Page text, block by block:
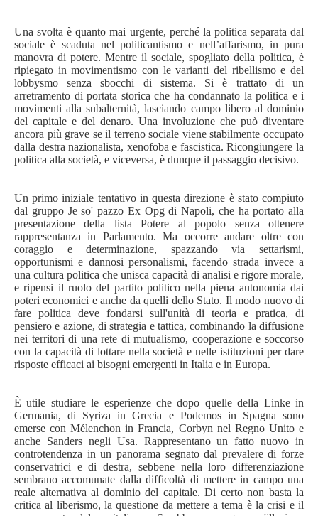
Una svolta è quanto mai urgente, perché la politica separata dal
sociale è scaduta nel politicantismo e nell’affarismo, in pura
manovra di potere. Mentre il sociale, spogliato della politica, è
ripiegato in movimentismo con le varianti del ribellismo e del
lobbysmo senza sbocchi di sistema. Si è trattato di un
arretramento di portata storica che ha condannato la politica e i
movimenti alla subalternità, lasciando campo libero al dominio
del capitale e del denaro. Una involuzione che può diventare
ancora più grave se il terreno sociale viene stabilmente occupato
dalla destra nazionalista, xenofoba e fascistica. Ricongiungere la
politica alla società, e viceversa, è dunque il passaggio decisivo.
Un primo iniziale tentativo in questa direzione è stato compiuto
dal gruppo Je so' pazzo Ex Opg di Napoli, che ha portato alla
presentazione della lista Potere al popolo senza ottenere
rappresentanza in Parlamento. Ma occorre andare oltre con
coraggio e determinazione, spazzando via settarismi,
opportunismi e dannosi personalismi, facendo strada invece a
una cultura politica che unisca capacità di analisi e rigore morale,
e ripensi il ruolo del partito politico nella piena autonomia dai
poteri economici e anche da quelli dello Stato. Il modo nuovo di
fare politica deve fondarsi sull'unità di teoria e pratica, di
pensiero e azione, di strategia e tattica, combinando la diffusione
nei territori di una rete di mutualismo, cooperazione e soccorso
con la capacità di lottare nella società e nelle istituzioni per dare
risposte efficaci ai bisogni emergenti in Italia e in Europa.
È utile studiare le esperienze che dopo quelle della Linke in
Germania, di Syriza in Grecia e Podemos in Spagna sono
emerse con Mélenchon in Francia, Corbyn nel Regno Unito e
anche Sanders negli Usa. Rappresentano un fatto nuovo in
controtendenza in un panorama segnato dal prevalere di forze
conservatrici e di destra, sebbene nella loro differenziazione
sembrano accomunate dalla difficoltà di mettere in campo una
reale alternativa al dominio del capitale. Di certo non basta la
critica al liberismo, la questione da mettere a tema è la crisi e il